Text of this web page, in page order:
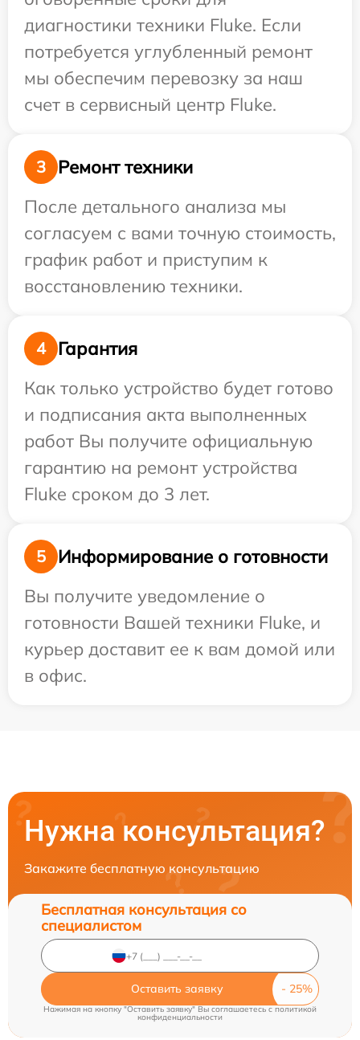
диагностики техники Fluke. Если
потребуется углубленный ремонт
мы обеспечим перевозку за наш
счет в сервисный центр Fluke.
3
Ремонт техники
После детального анализа мы
согласуем с вами точную стоимость,
график работ и приступим к
восстановлению техники.
4
Гарантия
Как только устройство будет готово
и подписания акта выполненных
работ Вы получите официальную
гарантию на ремонт устройства
Fluke сроком до 3 лет.
5
Информирование о готовности
Вы получите уведомление о
готовности Вашей техники Fluke, и
курьер доставит ее к вам домой или
в офис.
Нужна консультация?
Закажите бесплатную консультацию
Бесплатная консультация со
специалистом
Оставить заявку
Нажимая на кнопку "Оставить заявку" Вы соглашаетесь cполитикой
конфиденциальности